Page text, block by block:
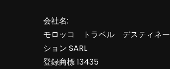
会社名:
モロッコ トラベル デスティネー
ション SARL
登録商標 13435